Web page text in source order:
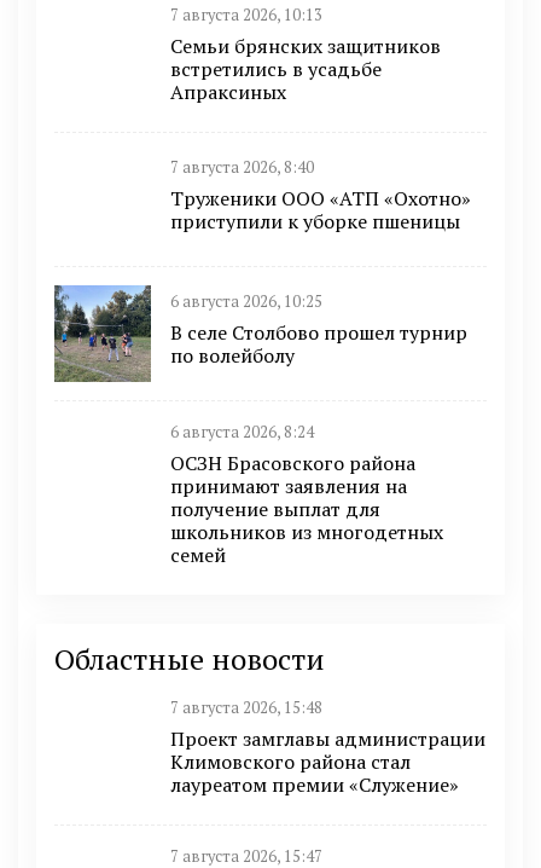
7 августа 2026, 10:13
Семьи брянских защитников
встретились в усадьбе
Апраксиных
7 августа 2026, 8:40
Труженики ООО «АТП «Охотно»
приступили к уборке пшеницы
6 августа 2026, 10:25
В селе Столбово прошел турнир
по волейболу
6 августа 2026, 8:24
ОСЗН Брасовского района
принимают заявления на
получение выплат для
школьников из многодетных
семей
Областные новости
7 августа 2026, 15:48
Проект замглавы администрации
Климовского района стал
лауреатом премии «Служение»
7 августа 2026, 15:47